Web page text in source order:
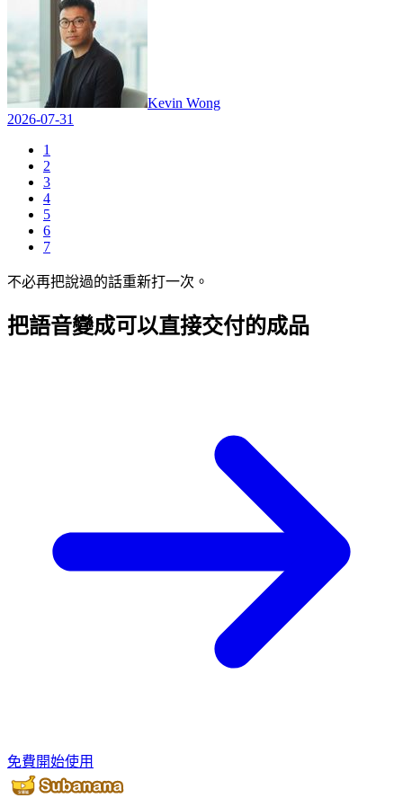
Kevin Wong
2026-07-31
1
2
3
4
5
6
7
不必再把說過的話重新打一次。
把語音變成可以直接交付的成品
免費開始使用